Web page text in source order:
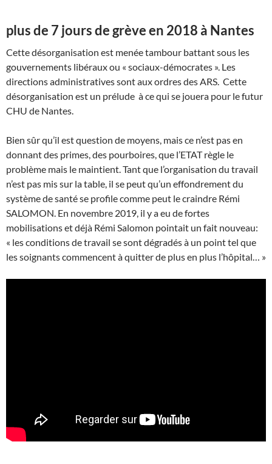
plus de 7 jours de grève en 2018 à Nantes
Cette désorganisation est menée tambour battant sous les
gouvernements libéraux ou « sociaux-démocrates ». Les
directions administratives sont aux ordres des ARS. Cette
désorganisation est un prélude à ce qui se jouera pour le futur
CHU de Nantes.
Bien sûr qu’il est question de moyens, mais ce n’est pas en
donnant des primes, des pourboires, que l’ETAT règle le
problème mais le maintient. Tant que l’organisation du travail
n’est pas mis sur la table, il se peut qu’un effondrement du
système de santé se profile comme peut le craindre Rémi
SALOMON. En novembre 2019, il y a eu de fortes
mobilisations et déjà Rémi Salomon pointait un fait nouveau:
« les conditions de travail se sont dégradés à un point tel que
les soignants commencent à quitter de plus en plus l’hôpital… »